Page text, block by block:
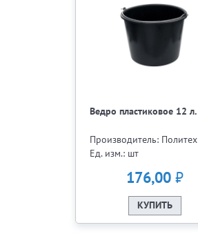
Ведро пластиковое 12 л.
Производитель: Политех
Ед. изм.: шт
176,00₽
КУПИТЬ